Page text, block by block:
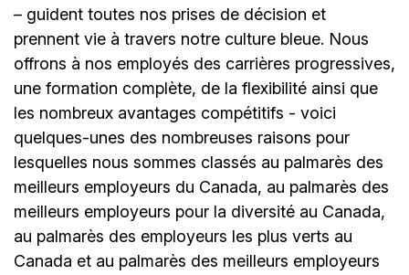
– guident toutes nos prises de décision et
prennent vie à travers notre culture bleue. Nous
offrons à nos employés des carrières progressives,
une formation complète, de la flexibilité ainsi que
les nombreux avantages compétitifs - voici
quelques-unes des nombreuses raisons pour
lesquelles nous sommes classés au palmarès des
meilleurs employeurs du Canada, au palmarès des
meilleurs employeurs pour la diversité au Canada,
au palmarès des employeurs les plus verts au
Canada et au palmarès des meilleurs employeurs